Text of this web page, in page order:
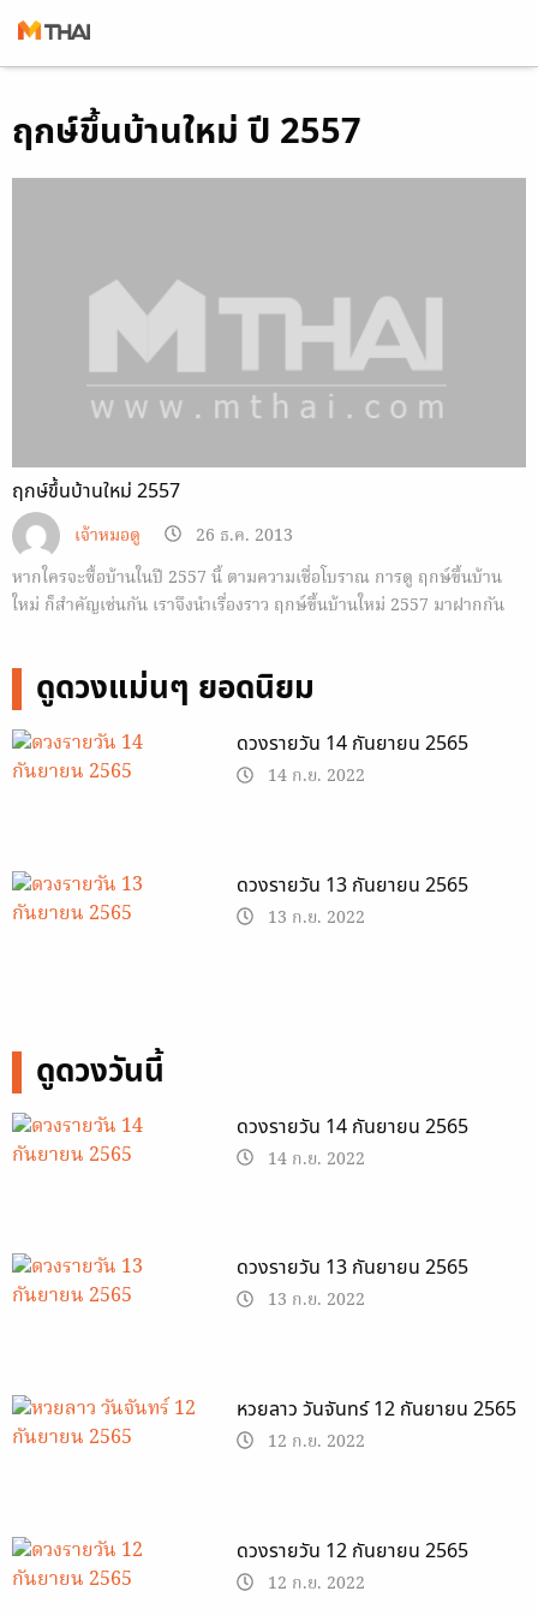
to
content
ฤกษ์ขึ้นบ้านใหม่ ปี 2557
ฤกษ์ขึ้นบ้านใหม่ 2557
เจ้าหมอดู
26 ธ.ค. 2013
หากใครจะซื้อบ้านในปี 2557 นี้ ตามความเชื่อโบราณ การดู ฤกษ์ขึ้นบ้าน
ใหม่ ก็สำคัญเช่นกัน เราจึงนำเรื่องราว ฤกษ์ขึ้นบ้านใหม่ 2557 มาฝากกัน
ดูดวงแม่นๆ ยอดนิยม
ดวงรายวัน 14 กันยายน 2565
14 ก.ย. 2022
ดวงรายวัน 13 กันยายน 2565
13 ก.ย. 2022
ดูดวงวันนี้
ดวงรายวัน 14 กันยายน 2565
14 ก.ย. 2022
ดวงรายวัน 13 กันยายน 2565
13 ก.ย. 2022
หวยลาว วันจันทร์ 12 กันยายน 2565
12 ก.ย. 2022
ดวงรายวัน 12 กันยายน 2565
12 ก.ย. 2022